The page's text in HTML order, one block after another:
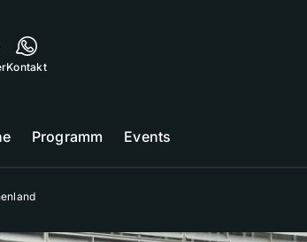
Kontakt
Programm Events